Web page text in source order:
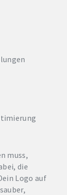
muss,
die
Logo auf